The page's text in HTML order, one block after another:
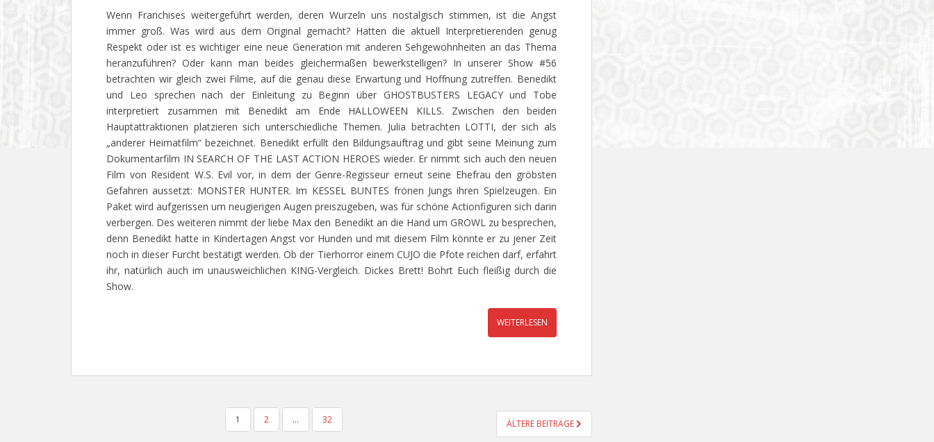
Wenn Franchises weitergeführt werden, deren Wurzeln uns nostalgisch stimmen, ist die Angst
immer groß. Was wird aus dem Original gemacht? Hatten die aktuell Interpretierenden genug
Respekt oder ist es wichtiger eine neue Generation mit anderen Sehgewohnheiten an das Thema
heranzuführen? Oder kann man beides gleichermaßen bewerkstelligen? In unserer Show #56
betrachten wir gleich zwei Filme, auf die genau diese Erwartung und Hoffnung zutreffen. Benedikt
und Leo sprechen nach der Einleitung zu Beginn über GHOSTBUSTERS LEGACY und Tobe
interpretiert zusammen mit Benedikt am Ende HALLOWEEN KILLS. Zwischen den beiden
Hauptattraktionen platzieren sich unterschiedliche Themen. Julia betrachten LOTTI, der sich als
„anderer Heimatfilm“ bezeichnet. Benedikt erfüllt den Bildungsauftrag und gibt seine Meinung zum
Dokumentarfilm IN SEARCH OF THE LAST ACTION HEROES wieder. Er nimmt sich auch den neuen
Film von Resident W.S. Evil vor, in dem der Genre-Regisseur erneut seine Ehefrau den gröbsten
Gefahren aussetzt: MONSTER HUNTER. Im KESSEL BUNTES frönen Jungs ihren Spielzeugen. Ein
Paket wird aufgerissen um neugierigen Augen preiszugeben, was für schöne Actionfiguren sich darin
verbergen. Des weiteren nimmt der liebe Max den Benedikt an die Hand um GROWL zu besprechen,
denn Benedikt hatte in Kindertagen Angst vor Hunden und mit diesem Film könnte er zu jener Zeit
noch in dieser Furcht bestätigt werden. Ob der Tierhorror einem CUJO die Pfote reichen darf, erfahrt
ihr, natürlich auch im unausweichlichen KING-Vergleich. Dickes Brett! Bohrt Euch fleißig durch die
Show.
WEITERLESEN
SEITENNUMMERIERUNG
1 2 … 32 ÄLTERE BEITRÄGE